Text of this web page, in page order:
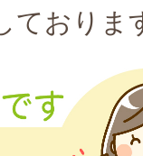
おりま